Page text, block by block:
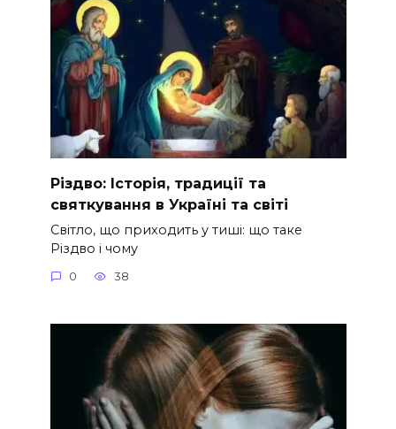
Різдво: Історія, традиції та
святкування в Україні та світі
Світло, що приходить у тиші: що таке
Різдво і чому
0 38